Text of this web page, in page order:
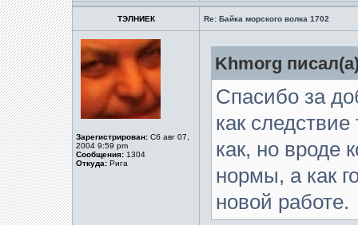
ТЭЛНИЕК Re: Байка морского волка 1702
Зарегистрирован: Сб авг 07,
2004 9:59 pm
Сообщения: 1304
Откуда: Рига
Khmorg
Спасибо за
как
как, но вроде
нормы, а как
новой работе.